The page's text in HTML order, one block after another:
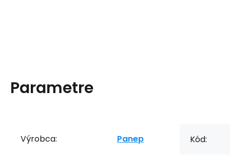
Parametre
Výrobca: Panep Kód: